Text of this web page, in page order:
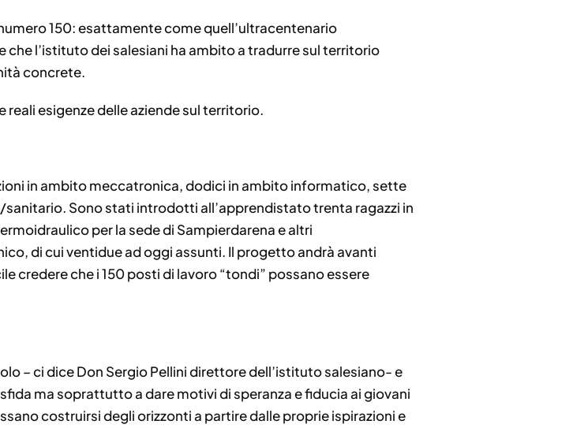
150: esattamente come quell’ultracentenario
l’istituto dei salesiani ha ambito a tradurre sul territorio
concrete.
esigenze delle aziende sul territorio.
in ambito meccatronica, dodici in ambito informatico, sette
Sono stati introdotti all’apprendistato trenta ragazzi in
per la sede di Sampierdarena e altri
di cui ventidue ad oggi assunti. Il progetto andrà avanti
credere che i 150 posti di lavoro “tondi” possano essere
– ci dice Don Sergio Pellini direttore dell’istituto salesiano- e
ma soprattutto a dare motivi di speranza e fiducia ai giovani
costruirsi degli orizzonti a partire dalle proprie ispirazioni e